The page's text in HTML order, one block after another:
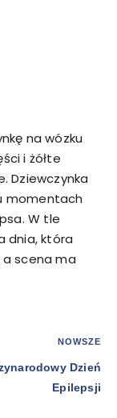
na wózku
i żółte
Dziewczynka
momentach
W tle
dnia, która
a scena ma
NOWSZE
Dzień
Epilepsji